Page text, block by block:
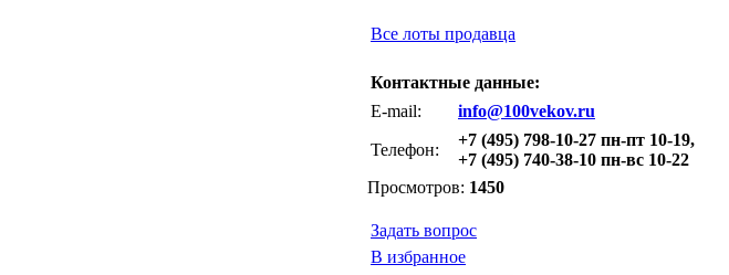
Все лоты продавца
Контактные данные:
E-mail:
info@100vekov.ru
Телефон:
+7 (495) 798-10-27 пн-пт 10-19,
+7 (495) 740-38-10 пн-вс 10-22
Просмотров: 1450
Задать вопрос
В избранное